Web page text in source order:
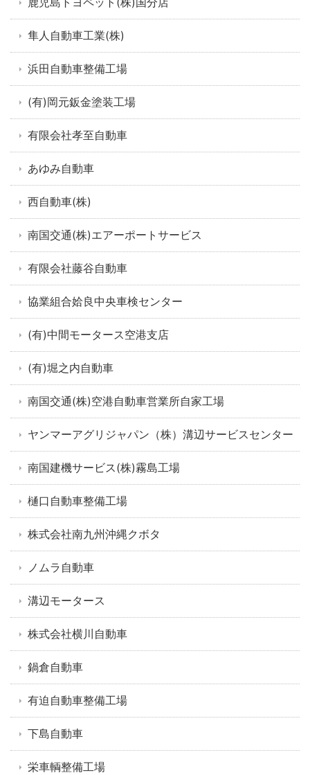
隼人自動車工業(株)
浜田自動車整備工場
(有)岡元鈑金塗装工場
有限会社孝至自動車
あゆみ自動車
西自動車(株)
南国交通(株)エアーポートサービス
有限会社藤谷自動車
協業組合姶良中央車検センター
(有)中間モータース空港支店
(有)堀之内自動車
南国交通(株)空港自動車営業所自家工場
ヤンマーアグリジャパン（株）溝辺サービスセンター
南国建機サービス(株)霧島工場
樋口自動車整備工場
株式会社南九州沖縄クボタ
ノムラ自動車
溝辺モータース
株式会社横川自動車
鍋倉自動車
有迫自動車整備工場
下島自動車
栄車輌整備工場